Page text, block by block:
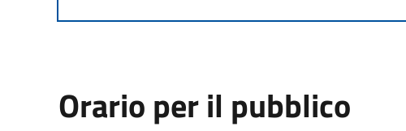
Orario per il pubblico